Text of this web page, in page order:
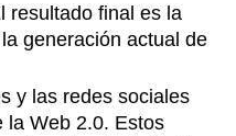
resultado final es la
generación actual de
y las redes sociales
la Web 2.0. Estos